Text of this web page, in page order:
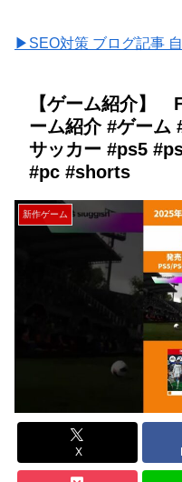
▶SEO対策 ブログ記事
【ゲーム紹介】
ーム紹介 #ゲーム
サッカー #ps5
#pc #shorts
新作ゲーム
X